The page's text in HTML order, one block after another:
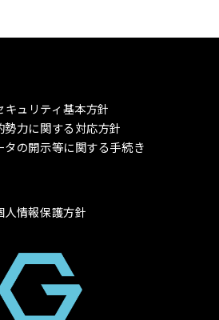
キュリティ基本方針
勢力に関する対応方針
タの開示等に関する手続き
人情報保護方針